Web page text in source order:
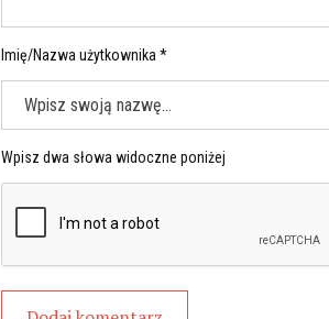
Imię/Nazwa użytkownika *
Wpisz dwa słowa widoczne poniżej